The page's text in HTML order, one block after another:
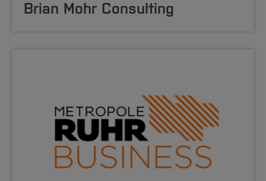
Brian Mohr Consulting